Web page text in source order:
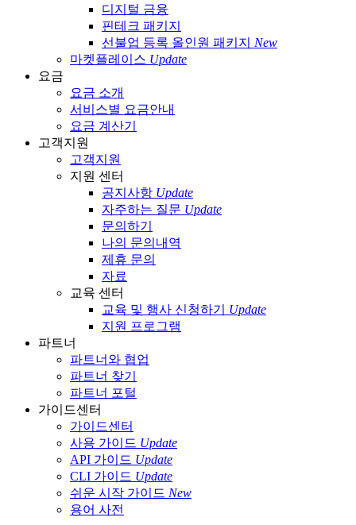
디지털 금융
핀테크 패키지
선불업 등록 올인원 패키지 New
마켓플레이스 Update
요금
요금 소개
서비스별 요금안내
요금 계산기
고객지원
고객지원
지원 센터
공지사항 Update
자주하는 질문 Update
문의하기
나의 문의내역
제휴 문의
자료
교육 센터
교육 및 행사 신청하기 Update
지원 프로그램
파트너
파트너와 협업
파트너 찾기
파트너 포털
가이드센터
가이드센터
사용 가이드 Update
API 가이드 Update
CLI 가이드 Update
쉬운 시작 가이드 New
용어 사전